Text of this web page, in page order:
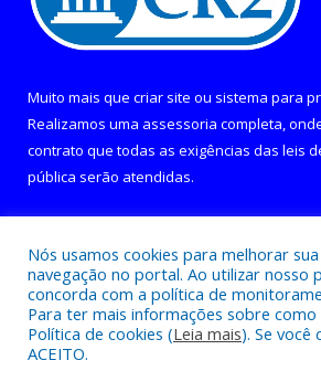
Muito mais que criar site ou sistema para
Realizamos uma assessoria completa,
contrato que todas as exigências das leis
pública serão atendidas.
Todos os direitos reservados a Câmara
Nós usamos cookies para melhorar
navegação no portal. Ao utilizar nosso
concorda com a política de
Para ter mais informações sobre como
Política de cookies (Leia mais). Se você
ACEITO.